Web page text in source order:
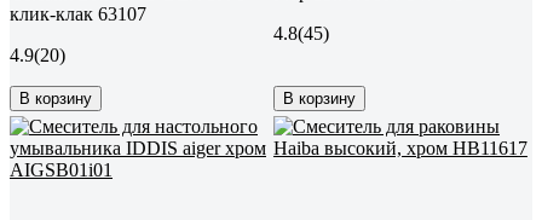
клик-клак 63107
4.9(20)
В корзину
4.8(45)
В корзину